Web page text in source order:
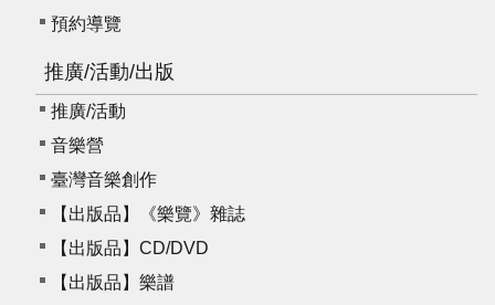
預約導覽
推廣/活動/出版
推廣/活動
音樂營
臺灣音樂創作
【出版品】《樂覽》雜誌
【出版品】CD/DVD
【出版品】樂譜